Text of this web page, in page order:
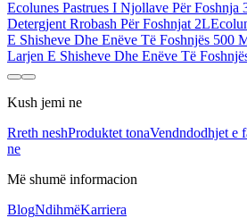
Ecolunes Pastrues I Njollave Për Foshnja
Detergjent Rrobash Për Foshnjat 2L
E Shisheve Dhe Enëve Të Foshnjës 500
Larjen E Shisheve Dhe Enëve Të
Kush jemi ne
Rreth neshProduktet tonaVendndodhjet e
ne
Më shumë informacion
BlogNdihmëKarriera